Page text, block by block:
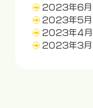
2023年6月
2023年5月
2023年4月
2023年3月